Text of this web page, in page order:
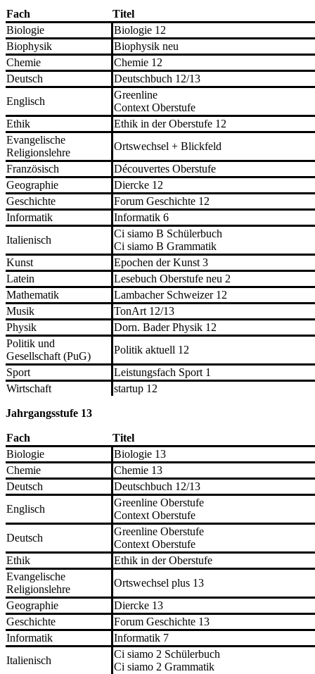
Fach
Titel
Biologie
Biologie 12
Biophysik
Biophysik neu
Chemie
Chemie 12
Deutsch
Deutschbuch 12/13
Englisch
Greenline
Context Oberstufe
Ethik
Ethik in der Oberstufe 12
Evangelische
Religionslehre
Ortswechsel + Blickfeld
Französisch
Découvertes Oberstufe
Geographie
Diercke 12
Geschichte
Forum Geschichte 12
Informatik
Informatik 6
Italienisch
Ci siamo B Schülerbuch
Ci siamo B Grammatik
Kunst
Epochen der Kunst 3
Latein
Lesebuch Oberstufe neu 2
Mathematik
Lambacher Schweizer 12
Musik
TonArt 12/13
Physik
Dorn. Bader Physik 12
Politik und
Gesellschaft (PuG)
Politik aktuell 12
Sport
Leistungsfach Sport 1
Wirtschaft
startup 12
Jahrgangsstufe 13
Fach
Titel
Biologie
Biologie 13
Chemie
Chemie 13
Deutsch
Deutschbuch 12/13
Englisch
Greenline Oberstufe
Context Oberstufe
Deutsch
Greenline Oberstufe
Context Oberstufe
Ethik
Ethik in der Oberstufe
Evangelische
Religionslehre
Ortswechsel plus 13
Geographie
Diercke 13
Geschichte
Forum Geschichte 13
Informatik
Informatik 7
Italienisch
Ci siamo 2 Schülerbuch
Ci siamo 2 Grammatik